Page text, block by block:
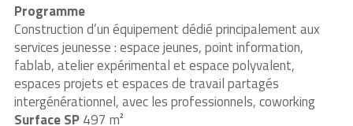
Programme
Construction d’un équipement dédié principalement aux
services jeunesse : espace jeunes, point information,
fablab, atelier expérimental et espace polyvalent,
espaces projets et espaces de travail partagés
intergénérationnel, avec les professionnels, coworking
Surface SP497 m²